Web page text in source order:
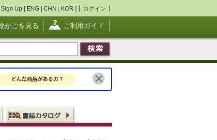
Sign Up [ ENG | CHN | KOR ] ログイン
かごを見る ご利用ガイド